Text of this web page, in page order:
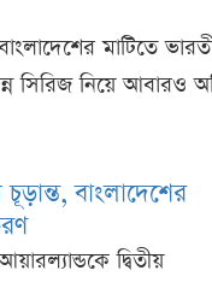
মাটিতে
সিরিজ নিয়ে আবারও
বাংলাদেশের
দ্বিতীয়